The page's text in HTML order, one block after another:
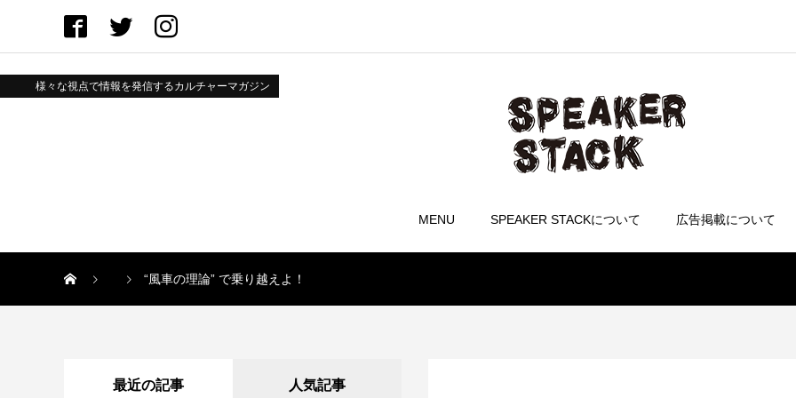
様々な視点で情報を発信するカルチャーマガジン
MENU SPEAKER STACKについて 広告掲載について
“風車の理論” で乗り越えよ！
最近の記事 人気記事